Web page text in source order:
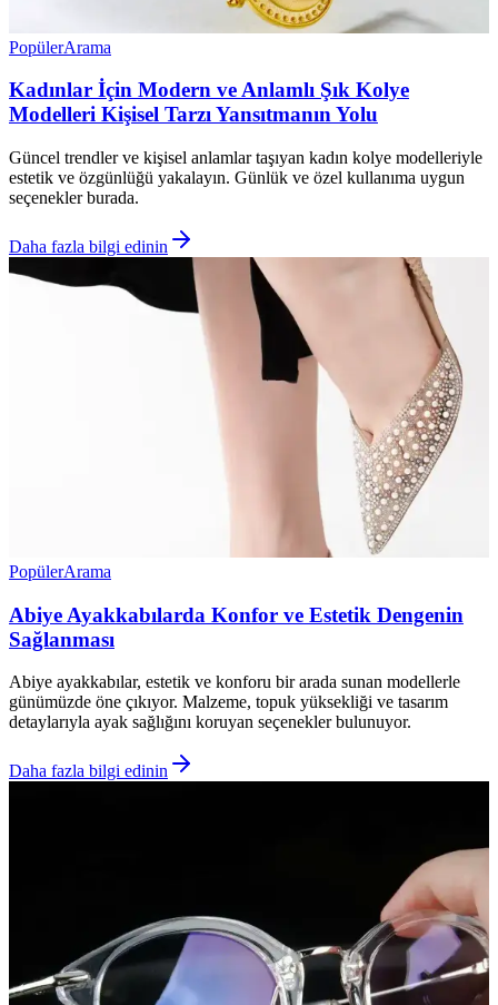
PopülerArama
Kadınlar İçin Modern ve Anlamlı Şık Kolye
Modelleri Kişisel Tarzı Yansıtmanın Yolu
Güncel trendler ve kişisel anlamlar taşıyan kadın kolye modelleriyle
estetik ve özgünlüğü yakalayın. Günlük ve özel kullanıma uygun
seçenekler burada.
Daha fazla bilgi edinin
PopülerArama
Abiye Ayakkabılarda Konfor ve Estetik Dengenin
Sağlanması
Abiye ayakkabılar, estetik ve konforu bir arada sunan modellerle
günümüzde öne çıkıyor. Malzeme, topuk yüksekliği ve tasarım
detaylarıyla ayak sağlığını koruyan seçenekler bulunuyor.
Daha fazla bilgi edinin